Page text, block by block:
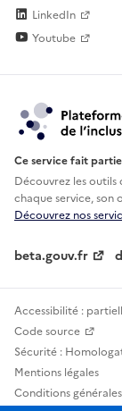
LinkedIn
Youtube
Ce service fait
Découvrez les
chaque service, son
Découvrez nos
beta.gouv.fr
Accessibilité :
Code source
Sécurité :
Mentions légales
Conditions générales